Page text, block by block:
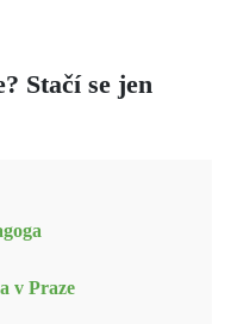
Stačí se jen
v Praze